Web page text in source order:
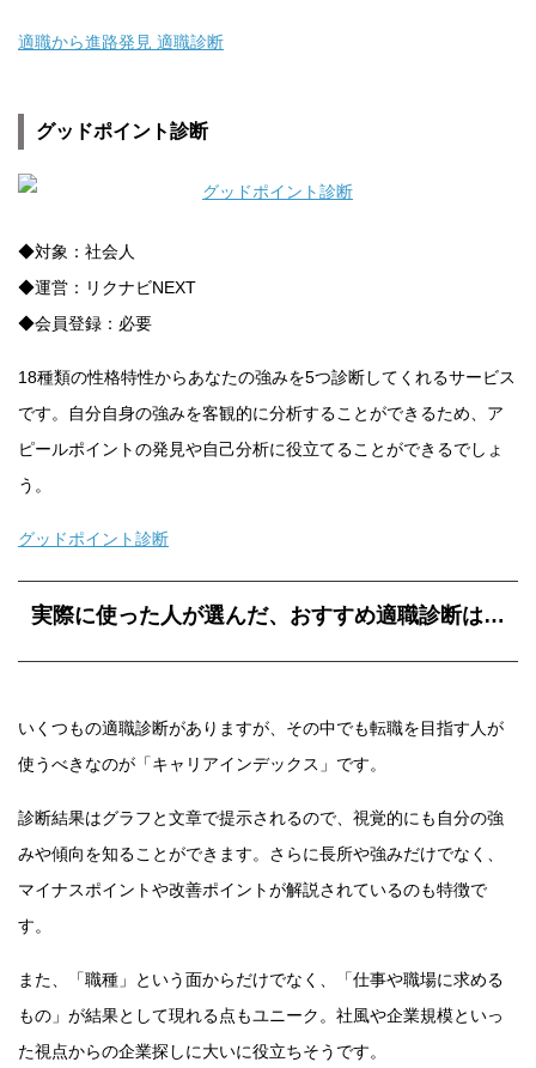
適職から進路発見 適職診断
グッドポイント診断
◆対象：社会人
◆運営：リクナビNEXT
◆会員登録：必要
18種類の性格特性からあなたの強みを5つ診断してくれるサービス
です。自分自身の強みを客観的に分析することができるため、ア
ピールポイントの発見や自己分析に役立てることができるでしょ
う。
グッドポイント診断
実際に使った人が選んだ、おすすめ適職診断は…
いくつもの適職診断がありますが、その中でも転職を目指す人が
使うべきなのが「キャリアインデックス」です。
診断結果はグラフと文章で提示されるので、視覚的にも自分の強
みや傾向を知ることができます。さらに長所や強みだけでなく、
マイナスポイントや改善ポイントが解説されているのも特徴で
す。
また、「職種」という面からだけでなく、「仕事や職場に求める
もの」が結果として現れる点もユニーク。社風や企業規模といっ
た視点からの企業探しに大いに役立ちそうです。